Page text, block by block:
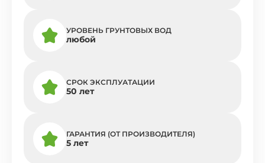
УРОВЕНЬ ГРУНТОВЫХ ВОД
любой
СРОК ЭКСПЛУАТАЦИИ
50 лет
ГАРАНТИЯ (ОТ ПРОИЗВОДИТЕЛЯ)
5 лет